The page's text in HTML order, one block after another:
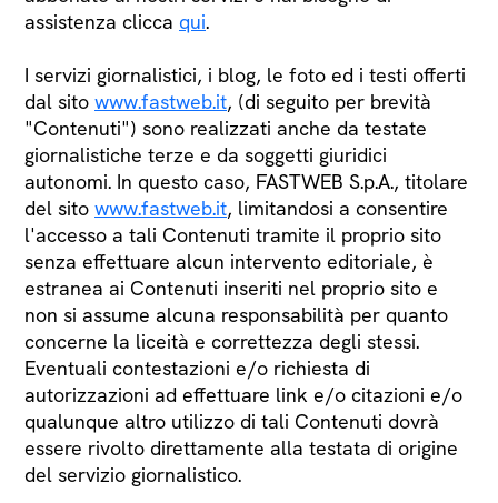
assistenza clicca qui.
I servizi giornalistici, i blog, le foto ed i testi offerti
dal sito www.fastweb.it, (di seguito per brevità
"Contenuti") sono realizzati anche da testate
giornalistiche terze e da soggetti giuridici
autonomi. In questo caso, FASTWEB S.p.A., titolare
del sito www.fastweb.it, limitandosi a consentire
l'accesso a tali Contenuti tramite il proprio sito
senza effettuare alcun intervento editoriale, è
estranea ai Contenuti inseriti nel proprio sito e
non si assume alcuna responsabilità per quanto
concerne la liceità e correttezza degli stessi.
Eventuali contestazioni e/o richiesta di
autorizzazioni ad effettuare link e/o citazioni e/o
qualunque altro utilizzo di tali Contenuti dovrà
essere rivolto direttamente alla testata di origine
del servizio giornalistico.